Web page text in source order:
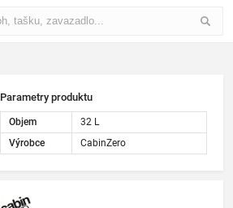
Parametry produktu
Objem
32 L
Výrobce
CabinZero